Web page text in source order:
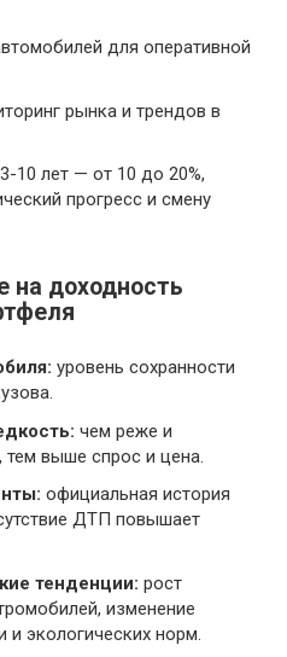
для оперативной
рынка и трендов в
10 лет — от 10 до 20%,
прогресс и смену
доходность
уровень сохранности
чем реже и
тем выше спрос и цена.
официальная история
ДТП повышает
тенденции: рост
изменение
и экологических норм.